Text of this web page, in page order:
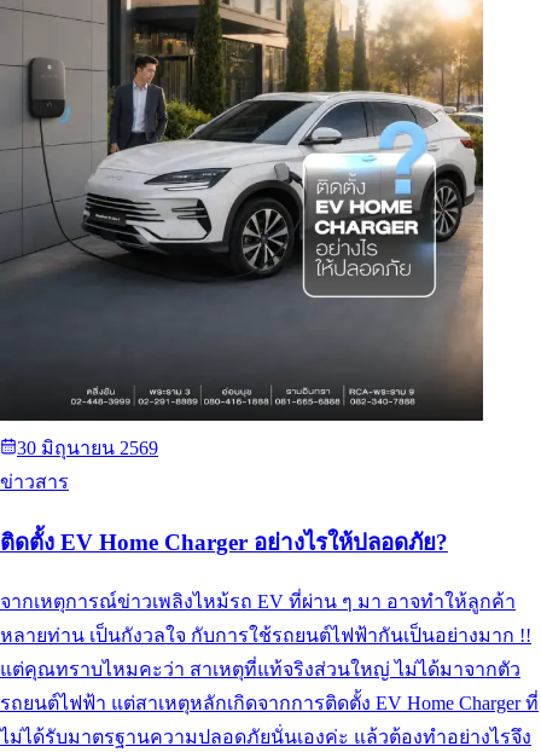
30 มิถุนายน 2569
ข่าวสาร
ติดตั้ง EV Home Charger อย่างไรให้ปลอดภัย?
จากเหตุการณ์ข่าวเพลิงไหม้รถ EV ที่ผ่าน ๆ มา อาจทำให้ลูกค้า
หลายท่าน เป็นกังวลใจ กับการใช้รถยนต์ไฟฟ้ากันเป็นอย่างมาก !!
แต่คุณทราบไหมคะว่า สาเหตุที่แท้จริงส่วนใหญ่ ไม่ได้มาจากตัว
รถยนต์ไฟฟ้า แต่สาเหตุหลักเกิดจากการติดตั้ง EV Home Charger ที่
ไม่ได้รับมาตรฐานความปลอดภัยนั่นเองค่ะ แล้วต้องทำอย่างไรจึง